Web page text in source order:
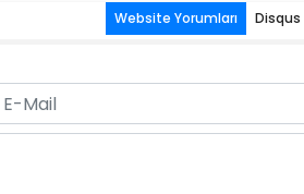
Website Yorumları Disqus